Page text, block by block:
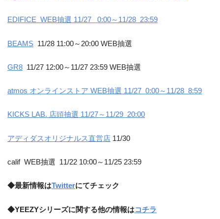
EDIFICE WEB抽選 11/27 0:00～11/28 23:59
BEAMS 11/28 11:00～20:00 WEB抽選
GR8 11/27 12:00～11/27 23:59 WEB抽選
atmos オンラインストア WEB抽選 11/27 0:00～11/28 8:59
KICKS LAB. 店頭抽選 11/27～11/29 20:00
アディダスオリジナルス直営店 11/30
calif WEB抽選 11/22 10:00～11/25 23:59
◆最新情報はTwitterにてチェック
◆YEEZYシリーズに関する他の情報はコチラ